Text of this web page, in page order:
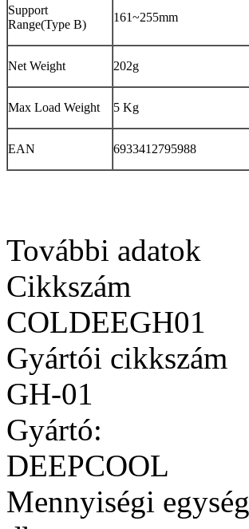
Support
Range(Type B)
161~255mm
Net Weight 202g
Max Load Weight 5 Kg
EAN 6933412795988
További adatok
Cikkszám
COLDEEGH01
Gyártói cikkszám
GH-01
Gyártó:
DEEPCOOL
Mennyiségi egység